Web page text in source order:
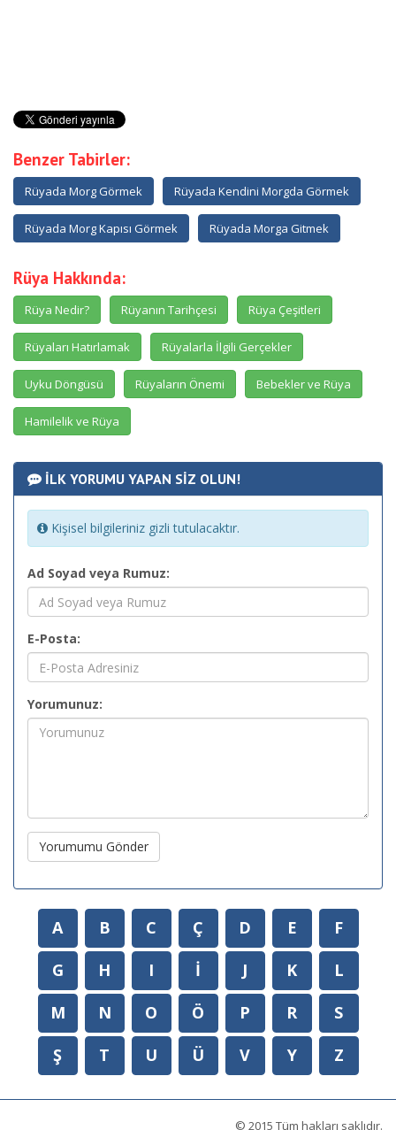
Benzer Tabirler:
Rüyada Morg Görmek Rüyada Kendini Morgda Görmek
Rüyada Morg Kapısı Görmek Rüyada Morga Gitmek
Rüya Hakkında:
Rüya Nedir? Rüyanın Tarihçesi Rüya Çeşitleri
Rüyaları Hatırlamak Rüyalarla İlgili Gerçekler
Uyku Döngüsü Rüyaların Önemi Bebekler ve Rüya
Hamilelik ve Rüya
İLK YORUMU YAPAN SİZ OLUN!
Kişisel bilgileriniz gizli tutulacaktır.
Ad Soyad veya Rumuz:
E-Posta:
Yorumunuz:
Yorumumu Gönder
A B C Ç D E
F
G
H I İ J K
L
M
N O Ö P R
S
Ş
T U Ü V Y Z
© 2015 Tüm hakları saklıdır.